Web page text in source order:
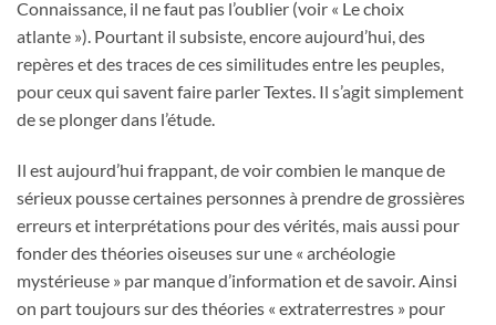
Connaissance, il ne faut pas l’oublier (voir « Le choix
atlante »). Pourtant il subsiste, encore aujourd’hui, des
repères et des traces de ces similitudes entre les peuples,
pour ceux qui savent faire parler Textes. Il s’agit simplement
de se plonger dans l’étude.
Il est aujourd’hui frappant, de voir combien le manque de
sérieux pousse certaines personnes à prendre de grossières
erreurs et interprétations pour des vérités, mais aussi pour
fonder des théories oiseuses sur une « archéologie
mystérieuse » par manque d’information et de savoir. Ainsi
on part toujours sur des théories « extraterrestres » pour